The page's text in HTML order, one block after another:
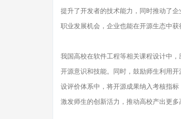
提升了开发者的技术能力，同时推动了
职业发展机会，企业也能在开源生态中获
我国高校在软件工程等相关课程设计中
开源意识和技能。同时，鼓励师生利用
设评价体系中，将开源成果纳入考核指
激发师生的创新活力，推动高校产出更多